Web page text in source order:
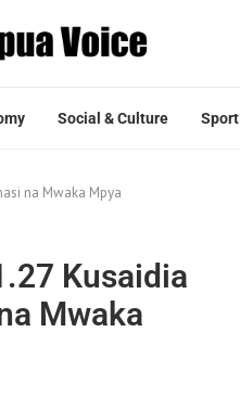
Social & Culture Sport
na Mwaka Mpya
Kusaidia
Mwaka